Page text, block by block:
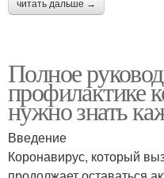
читать дальше →
Полное
профилактике
нужно знать
Введение
Коронавирус, который